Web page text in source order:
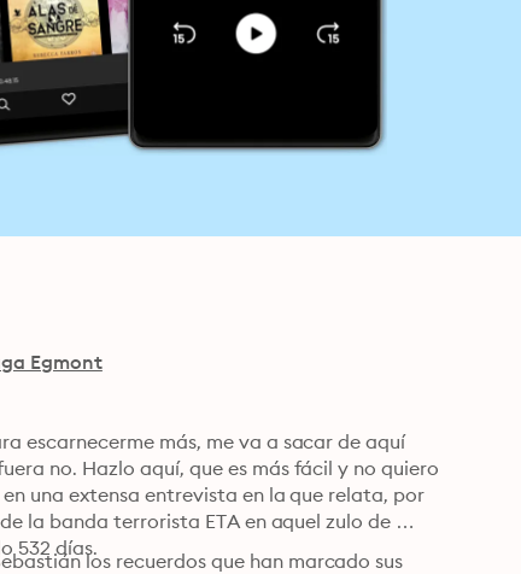
Egmont
escarnecerme más, me va a sacar de aquí
no. Hazlo aquí, que es más fácil y no quiero
una extensa entrevista en la que relata, por
la banda terrorista ETA en aquel zulo de
los recuerdos que han marcado sus